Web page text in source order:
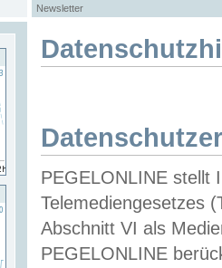
Newsletter
PEGELONLINE stellt
Telemediengesetzes
Abschnitt VI als
PEGELONLINE